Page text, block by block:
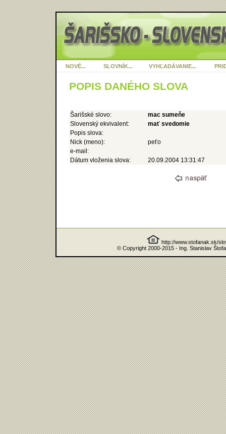
NOVÉ... SLOVNÍK... VYHĽADÁVANIE...
POPIS DANÉHO SLOVA
Šarišské slovo:
mac sumeňe
Slovenský ekvivalent:
mať svedomie
Popis slova:
Nick (meno):
peťo
e-mail:
Dátum vloženia slova:
20.09.2004 13:31:47
http://www.stofanak.sk/
© Copyright 2000-2015 - Ing. Stanislav